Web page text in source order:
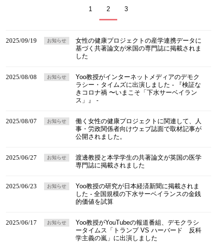
1 2 3
2025/09/19
女性の健康プロジェクトの産学連携データに
基づく共著論文が米国の専門誌に掲載されま
した
お知らせ
2025/08/08
Yoo教授がインターネットメディアのデモク
ラシー・タイムズに出演しました - 『検証な
きコロナ禍 〜いまこそ「下水サーベイラン
ス」』 -
お知らせ
2025/08/07
働く女性の健康プロジェクトに関連して、人
事・労政関係者向けウェブ誌面で取材記事が
公開されました。
お知らせ
2025/06/27
渡邊教授と本学学生の共著論文が英国の医学
専門誌に掲載されました
お知らせ
2025/06/23
Yoo教授の研究が日本経済新聞に掲載されま
した - 全国規模の下水サーベイランスの金銭
的価値を試算
お知らせ
2025/06/17
Yoo教授がYouTubeの報道番組、デモクラシ
ータイムス「トランプ VS ハーバード 反科
学主義の嵐」に出演しました
お知らせ